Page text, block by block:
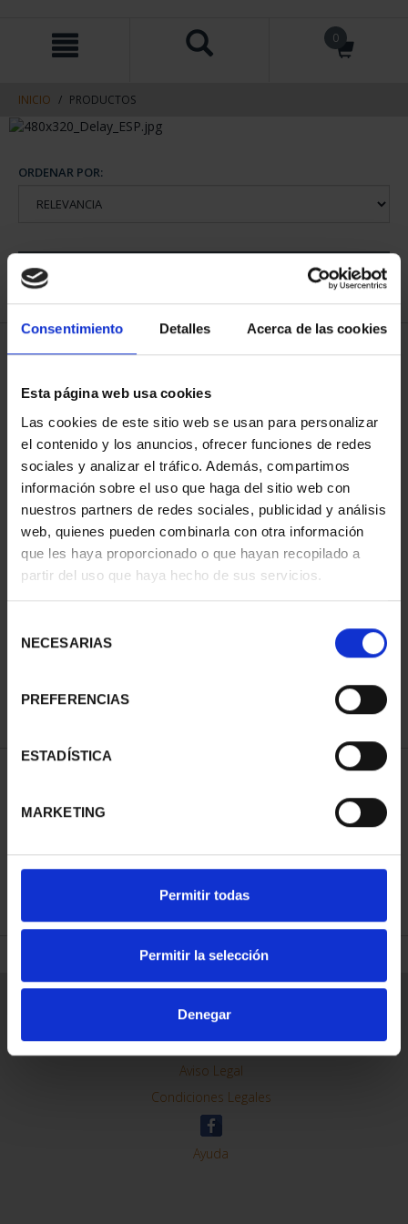
Consentimiento Detalles Acerca de las cookies
Esta página web usa cookies
Las cookies de este sitio web se usan para personalizar
el contenido y los anuncios, ofrecer funciones de redes
sociales y analizar el tráfico. Además, compartimos
información sobre el uso que haga del sitio web con
nuestros partners de redes sociales, publicidad y análisis
web, quienes pueden combinarla con otra información
que les haya proporcionado o que hayan recopilado a
partir del uso que haya hecho de sus servicios.
NECESARIAS
PREFERENCIAS
ESTADÍSTICA
MARKETING
Permitir todas
Permitir la selección
Denegar
contenido
navegacin
0
INICIO PRODUCTOS
ORDENAR POR:
1 Productos encontrados
73,00 €
REFINAR
Contacto
Preguntas Frequentes (FAQs)
Aviso Legal
Condiciones Legales
Ayuda